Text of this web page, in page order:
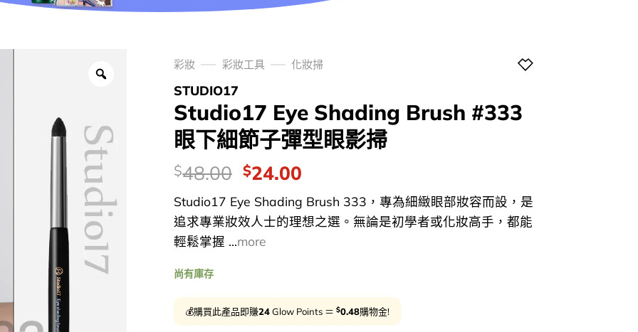
彩妝 彩妝工具 化妝掃
STUDIO17
Studio17 Eye Shading Brush #333
眼下細節子彈型眼影掃
價
$48.00 Original
was:
$48.00.
$24.00Current
is:
$24.00.
Studio17 Eye Shading Brush 333，專為細緻眼部妝容而設，是
追求專業妝效人士的理想之選。無論是初學者或化妝高手，都能
輕鬆掌握 ...more
尚有庫存
💰購買此產品即賺24Glow Points ＝ $0.48購物金!